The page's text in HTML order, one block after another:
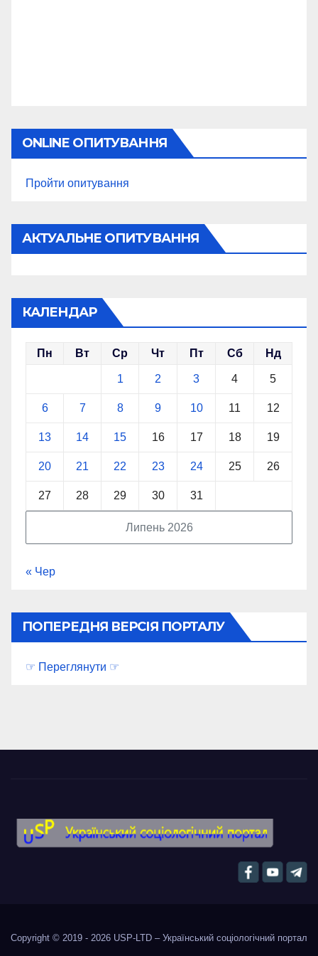
ONLINE ОПИТУВАННЯ
Пройти опитування
АКТУАЛЬНЕ ОПИТУВАННЯ
КАЛЕНДАР
Липень 2026
Пн Вт Ср Чт Пт Сб Нд
1 2 3 4 5
6 7 8 9 10 11 12
13 14 15 16 17 18 19
20 21 22 23 24 25 26
27 28 29 30 31
« Чер
ПОПЕРЕДНЯ ВЕРСІЯ ПОРТАЛУ
☞ Переглянути ☞
Copyright © 2019 - 2026 USP-LTD – Український соціологічний портал